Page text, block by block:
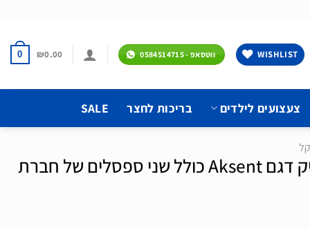
WISHLIST ווטסאפ - 0584514715 ₪0.00
0
צעצועים לילדים בריכות לחצר SALE
שולחן חול, מים ופיקניק דגם Aksent כולל שני ספסלים של חברת